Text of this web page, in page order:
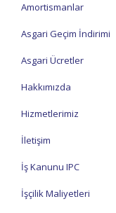
Amortismanlar
Asgari Geçim İndirimi
Asgari Ücretler
Hakkımızda
Hizmetlerimiz
İletişim
İş Kanunu IPC
İşçilik Maliyetleri